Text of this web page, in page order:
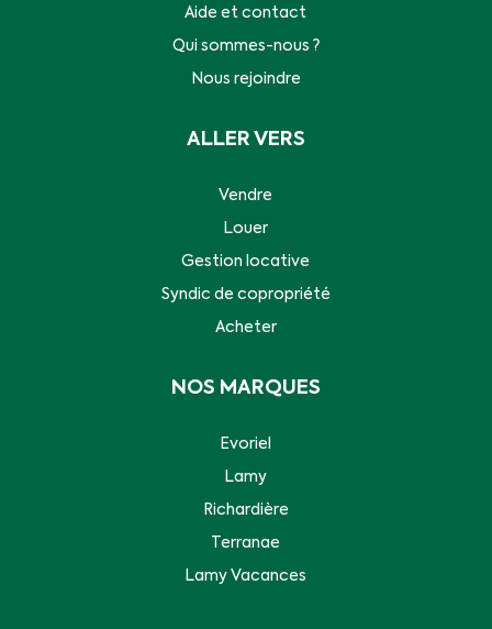
Aide et contact
Qui sommes-nous ?
Nous rejoindre
ALLER VERS
Vendre
Louer
Gestion locative
Syndic de copropriété
Acheter
NOS MARQUES
Evoriel
Lamy
Richardière
Terranae
Lamy Vacances